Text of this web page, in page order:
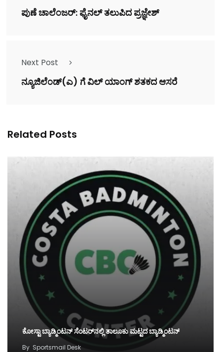
ಪುಣೆ ಚಾಲೆಂಜರ್: ಫೈನಲ್ ತಲುಪಿದ ಪ್ರಜ್ಞೇಶ್
Next Post
ನ್ಯೂಜಿಲೆಂಡ್(ಎ) ಗೆ ವಿಲ್ ಯಾಂಗ್ ಶತಕದ ಆಸರೆ
Related Posts
ಕೋಸ್ಟಾ ಬ್ಯಾಡ್ಮಿಂಟನ್‌ ಸೆಂಟರ್‌ನಲ್ಲಿ ತಾಲೂಕು ಮಟ್ಟದ ಬ್ಯಾಡ್ಮಿಂಟನ್‌
By Sportsmail Desk